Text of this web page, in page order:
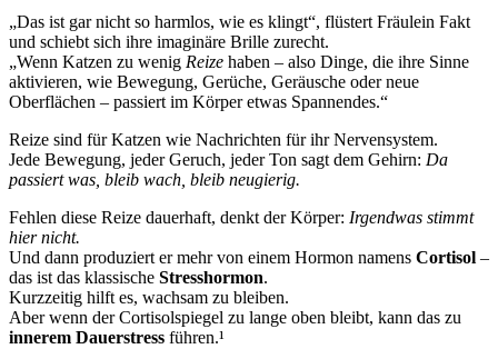
„Das ist gar nicht so harmlos, wie es klingt“, flüstert Fräulein Fakt
und schiebt sich ihre imaginäre Brille zurecht.
„Wenn Katzen zu wenig Reize haben – also Dinge, die ihre Sinne
aktivieren, wie Bewegung, Gerüche, Geräusche oder neue
Oberflächen – passiert im Körper etwas Spannendes.“
Reize sind für Katzen wie Nachrichten für ihr Nervensystem.
Jede Bewegung, jeder Geruch, jeder Ton sagt dem Gehirn: Da
passiert was, bleib wach, bleib neugierig.
Fehlen diese Reize dauerhaft, denkt der Körper: Irgendwas stimmt
hier nicht.
Und dann produziert er mehr von einem Hormon namens Cortisol –
das ist das klassische Stresshormon.
Kurzzeitig hilft es, wachsam zu bleiben.
Aber wenn der Cortisolspiegel zu lange oben bleibt, kann das zu
innerem Dauerstress führen.¹